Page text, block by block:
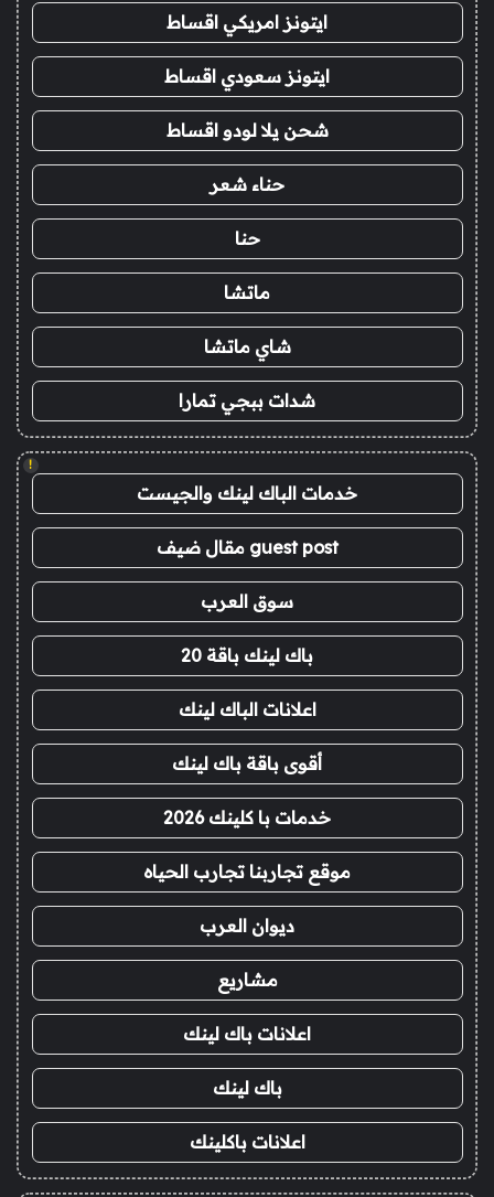
ايتونز امريكي اقساط
ايتونز سعودي اقساط
شحن يلا لودو اقساط
حناء شعر
حنا
ماتشا
شاي ماتشا
شدات ببجي تمارا
!
خدمات الباك لينك والجيست
guest post مقال ضيف
سوق العرب
باك لينك باقة 20
اعلانات الباك لينك
أقوى باقة باك لينك
خدمات با كلينك 2026
موقع تجاربنا تجارب الحياه
ديوان العرب
مشاريع
اعلانات باك لينك
باك لينك
اعلانات باكلينك